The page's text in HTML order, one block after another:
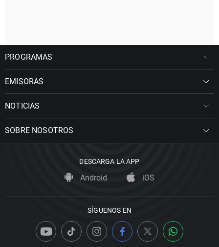
PROGRAMAS
EMISORAS
NOTICIAS
SOBRE NOSOTROS
DESCARGA LA APP
Android iOS
SÍGUENOS EN